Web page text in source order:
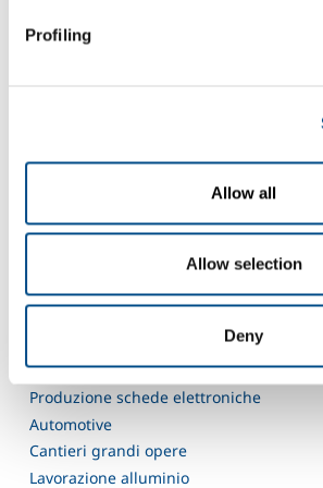
Profiling
Allow all
Allow selection
Deny
potenzialmente pericolosi sulle superfici di
Lavorazione acciaio al carbonio
Lavorazione metalli non ferrosi
Lavorazione acciaio inox
Trattamento termico conto terzi
Produzioni aeronautiche
Produzione schede elettroniche
Automotive
Cantieri grandi opere
Lavorazione alluminio